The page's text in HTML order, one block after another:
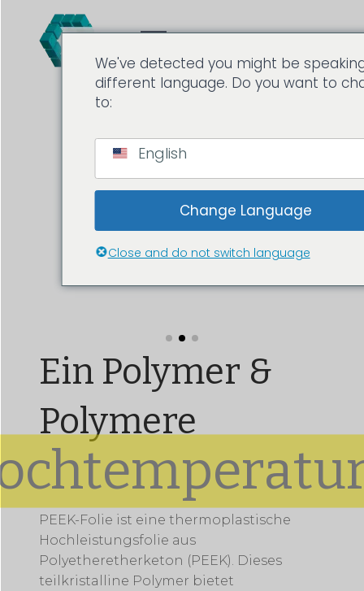
Ein Polymer &
Polymere
PEEK-Folie ist eine thermoplastische
Hochleistungsfolie aus
Polyetheretherketon (PEEK). Dieses
teilkristalline Polymer bietet
We've detected you might be
different language. Do you want to
to:
English
Change Language
Close and do not switch language